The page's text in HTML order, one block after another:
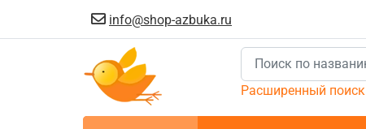
info@shop-azbuka.ru
Расширенный поиск